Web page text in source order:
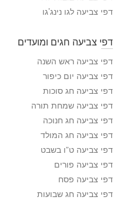
דפי צביעה לגו נינג’גו
דפי צביעה חגים ומועדים
דפי צביעה ראש השנה
דפי צביעה יום כיפור
דפי צביעה חג סוכות
דפי צביעה שמחת תורה
דפי צביעה חג חנוכה
דפי צביעה חג המולד
דפי צביעה ט”ו בשבט
דפי צביעה פורים
דפי צביעה פסח
דפי צביעה חג שבועות